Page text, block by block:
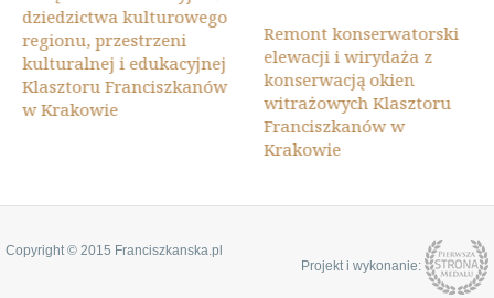
dziedzictwa kulturowego
regionu, przestrzeni
kulturalnej i edukacyjnej
Klasztoru Franciszkanów
w Krakowie
Remont konserwatorski
elewacji i wirydaża z
konserwacją okien
witrażowych Klasztoru
Franciszkanów w
Krakowie
Copyright © 2015 Franciszkanska.pl
Projekt i wykonanie: